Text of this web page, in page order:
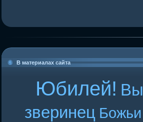
В материалах сайта
Юбилей!
зверинец